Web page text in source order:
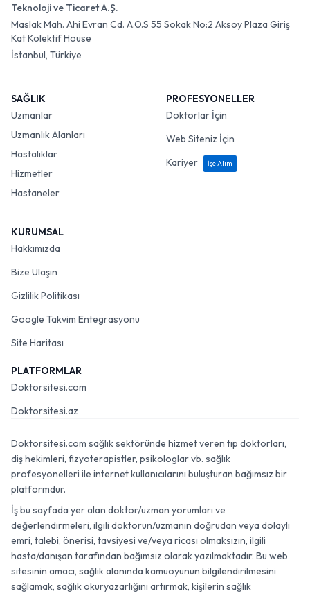
Teknoloji ve Ticaret A.Ş.
Maslak Mah. Ahi Evran Cd. A.O.S 55 Sokak No:2 Aksoy Plaza Giriş
Kat Kolektif House
İstanbul, Türkiye
SAĞLIK
Uzmanlar
Uzmanlık Alanları
Hastalıklar
Hizmetler
Hastaneler
PROFESYONELLER
Doktorlar İçin
Web Siteniz İçin
Kariyer
İşe Alım
KURUMSAL
Hakkımızda
Bize Ulaşın
Gizlilik Politikası
Google Takvim Entegrasyonu
Site Haritası
PLATFORMLAR
Doktorsitesi.com
Doktorsitesi.az
Doktorsitesi.com sağlık sektöründe hizmet veren tıp doktorları,
diş hekimleri, fizyoterapistler, psikologlar vb. sağlık
profesyonelleri ile internet kullanıcılarını buluşturan bağımsız bir
platformdur.
İş bu sayfada yer alan doktor/uzman yorumları ve
değerlendirmeleri, ilgili doktorun/uzmanın doğrudan veya dolaylı
emri, talebi, önerisi, tavsiyesi ve/veya ricası olmaksızın, ilgili
hasta/danışan tarafından bağımsız olarak yazılmaktadır. Bu web
sitesinin amacı, sağlık alanında kamuoyunun bilgilendirilmesini
sağlamak, sağlık okuryazarlığını artırmak, kişilerin sağlık